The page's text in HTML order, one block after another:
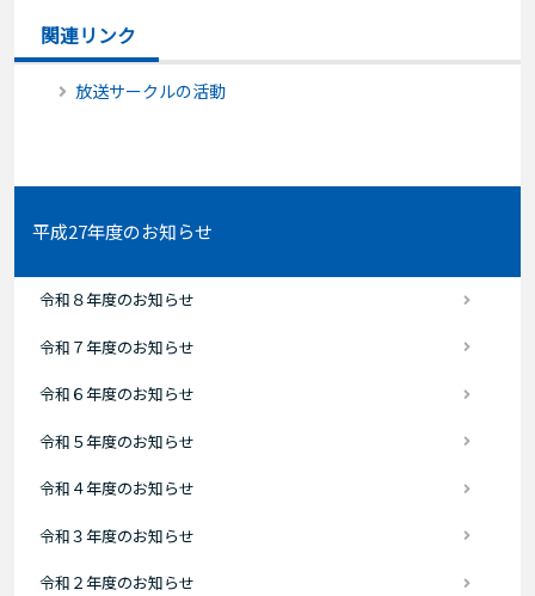
関連リンク
放送サークルの活動
平成27年度のお知らせ
令和８年度のお知らせ
令和７年度のお知らせ
令和６年度のお知らせ
令和５年度のお知らせ
令和４年度のお知らせ
令和３年度のお知らせ
令和２年度のお知らせ